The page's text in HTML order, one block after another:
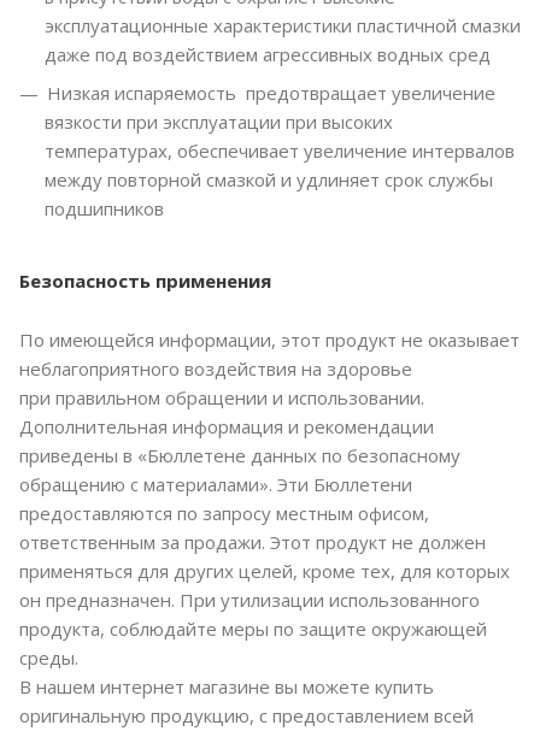
эксплуатационные характеристики пластичной смазки
даже под воздействием агрессивных водных сред
Низкая испаряемость предотвращает увеличение
вязкости при эксплуатации при высоких
температурах, обеспечивает увеличение интервалов
между повторной смазкой и удлиняет срок службы
подшипников
Безопасность применения
По имеющейся информации, этот продукт не оказывает
неблагоприятного воздействия на здоровье
при правильном обращении и использовании.
Дополнительная информация и рекомендации
приведены в «Бюллетене данных по безопасному
обращению с материалами». Эти Бюллетени
предоставляются по запросу местным офисом,
ответственным за продажи. Этот продукт не должен
применяться для других целей, кроме тех, для которых
он предназначен. При утилизации использованного
продукта, соблюдайте меры по защите окружающей
среды.
В нашем интернет магазине вы можете купить
оригинальную продукцию, с предоставлением всей